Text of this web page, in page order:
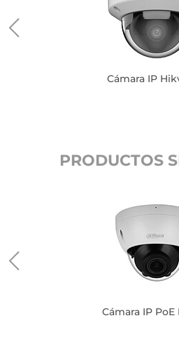
Cámara IP
PRODUCTOS
Cámara IP PoE